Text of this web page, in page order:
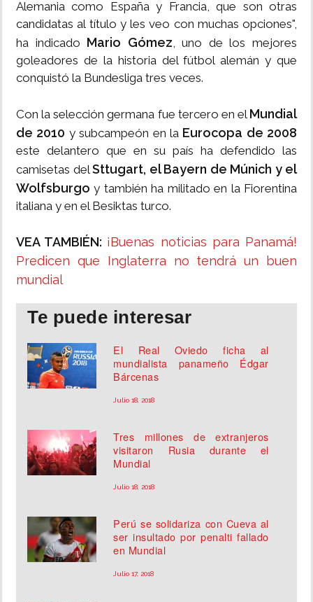
Alemania como España y Francia, que son otras
candidatas al título y les veo con muchas opciones",
ha indicado Mario Gómez, uno de los mejores
goleadores de la historia del fútbol alemán y que
conquistó la Bundesliga tres veces.
Con la selección germana fue tercero en el Mundial
de 2010 y subcampeón en la Eurocopa de 2008
este delantero que en su país ha defendido las
camisetas delSttugart, el Bayern de Múnich y el
Wolfsburgo y también ha militado en la Fiorentina
italiana y en el Besiktas turco.
VEA TAMBIÉN: ¡Buenas noticias para Panamá!
Predicen que Inglaterra no tendrá un buen
mundial
Te puede interesar
El Real Oviedo ficha al
mundialista panameño Édgar
Bárcenas
Julio 18, 2018
Tres millones de extranjeros
visitaron Rusia durante el
Mundial
Julio 18, 2018
Perú se solidariza con Cueva al
ser insultado por penalti fallado
en Mundial
Julio 17, 2018